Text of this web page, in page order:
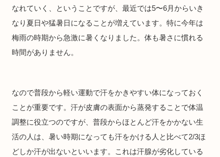
なれていく、ということですが、最近では5〜6月からいき
なり夏日や猛暑日になることが増えています。特に今年は
梅雨の時期から急激に暑くなりました。体も暑さに慣れる
時間がありません。
なので普段から軽い運動で汗をかきやすい体になっておく
ことが重要です。汗が皮膚の表面から蒸発することで体温
調整に役立つのですが、普段からほとんど汗をかかない生
活の人は、暑い時期になっても汗をかける人と比べて2/3ほ
どしか汗が出ないといいます。これは汗腺が劣化している